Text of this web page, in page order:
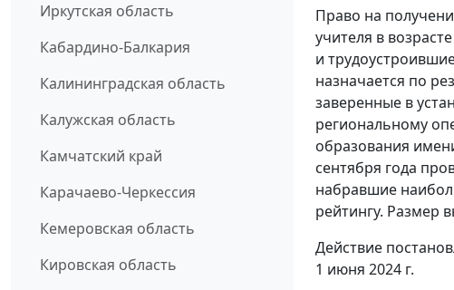
Иркутская область
Кабардино-Балкария
Калининградская область
Калужская область
Камчатский край
Карачаево-Черкессия
Кемеровская область
Кировская область
Право на
учителя в
и
назначается по
заверенные в
региональному
образования
сентября года
набравшие
рейтингу. Размер
Действие
1 июня 2024 г.